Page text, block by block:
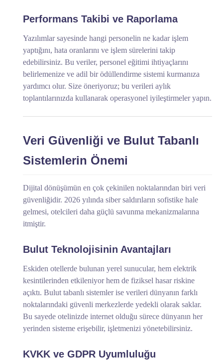
Performans Takibi ve Raporlama
Yazılımlar sayesinde hangi personelin ne kadar işlem
yaptığını, hata oranlarını ve işlem sürelerini takip
edebilirsiniz. Bu veriler, personel eğitimi ihtiyaçlarını
belirlemenize ve adil bir ödüllendirme sistemi kurmanıza
yardımcı olur. Size öneriyoruz; bu verileri aylık
toplantılarınızda kullanarak operasyonel iyileştirmeler yapın.
Veri Güvenliği ve Bulut Tabanlı
Sistemlerin Önemi
Dijital dönüşümün en çok çekinilen noktalarından biri veri
güvenliğidir. 2026 yılında siber saldırıların sofistike hale
gelmesi, otelcileri daha güçlü savunma mekanizmalarına
itmiştir.
Bulut Teknolojisinin Avantajları
Eskiden otellerde bulunan yerel sunucular, hem elektrik
kesintilerinden etkileniyor hem de fiziksel hasar riskine
açıktı. Bulut tabanlı sistemler ise verileri dünyanın farklı
noktalarındaki güvenli merkezlerde yedekli olarak saklar.
Bu sayede otelinizde internet olduğu sürece dünyanın her
yerinden sisteme erişebilir, işletmenizi yönetebilirsiniz.
KVKK ve GDPR Uyumluluğu